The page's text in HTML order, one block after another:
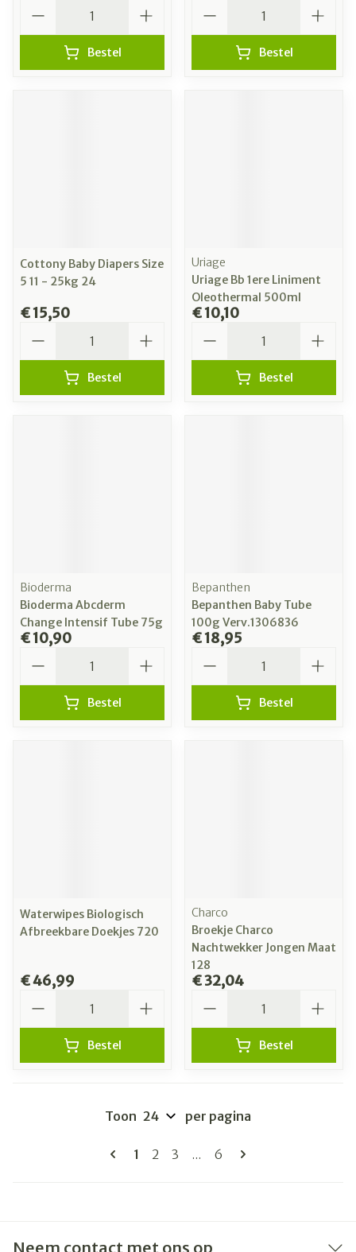
Bestel Bestel
Cottony Baby Diapers Size
5 11 - 25kg 24
€ 15,50
Bestel
Uriage
Uriage Bb 1ere Liniment
Oleothermal 500ml
€ 10,10
Bestel
Bioderma
Bioderma Abcderm
Change Intensif Tube 75g
€ 10,90
Bestel
Bepanthen
Bepanthen Baby Tube
100g Verv.1306836
€ 18,95
Bestel
Waterwipes Biologisch
Afbreekbare Doekjes 720
€ 46,99
Bestel
Charco
Broekje Charco
Nachtwekker Jongen Maat
128
€ 32,04
Bestel
Pagina's
U lees momenteel pagina
1 Pagina
2 Pagina
3 ... Pagina
6
Toon per pagina
Neem contact met ons op